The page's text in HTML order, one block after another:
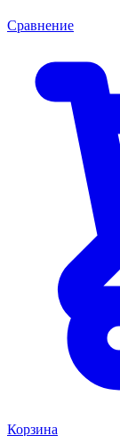
Сравнение
Корзина